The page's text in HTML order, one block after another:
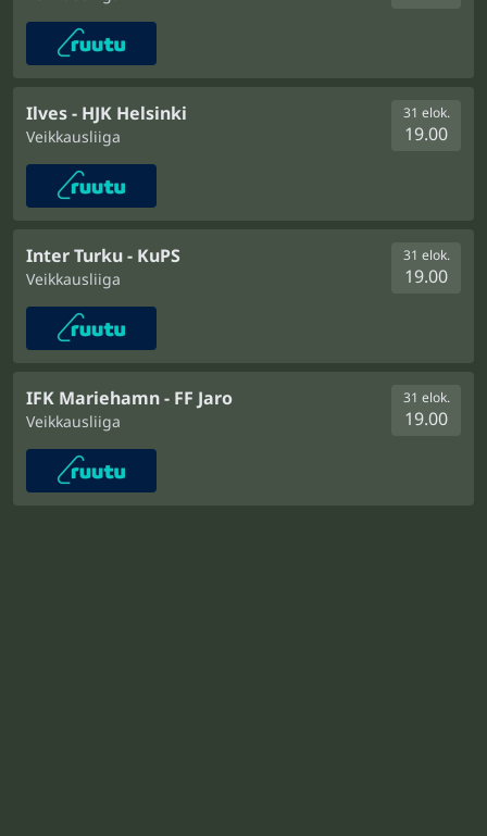
Ilves - HJK Helsinki
Veikkausliiga
31 elok.
19.00
Inter Turku - KuPS
Veikkausliiga
31 elok.
19.00
IFK Mariehamn - FF Jaro
Veikkausliiga
31 elok.
19.00